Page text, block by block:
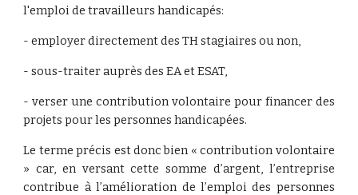
l'emploi de travailleurs handicapés:
- employer directement des TH stagiaires ou non,
- sous-traiter auprès des EA et ESAT,
- verser une contribution volontaire pour financer des
projets pour les personnes handicapées.
Le terme précis est donc bien « contribution volontaire
» car, en versant cette somme d’argent, l’entreprise
contribue à l’amélioration de l’emploi des personnes